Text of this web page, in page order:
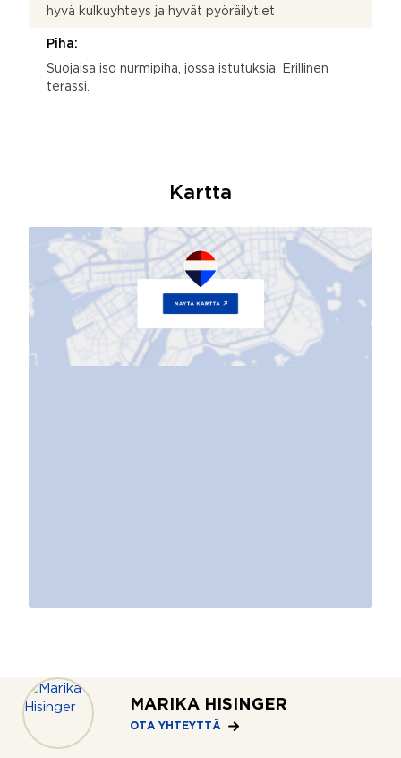
MARIKA HISINGER
OTA YHTEYTTÄ
hyvä kulkuyhteys ja hyvät pyöräilytiet
Piha:
Suojaisa iso nurmipiha, jossa istutuksia. Erillinen
terassi.
Kartta
Lainalaskuri